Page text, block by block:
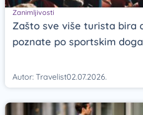
Zanimljivosti
Zašto sve više turista bira
poznate po sportskim
Autor: Travelist02.07.2026.